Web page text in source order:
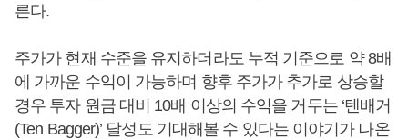
른다.
주가가 현재 수준을 유지하더라도 누적 기준으로 약 8배
에 가까운 수익이 가능하며 향후 주가가 추가로 상승할
경우 투자 원금 대비 10배 이상의 수익을 거두는 ‘텐배거
(Ten Bagger)’ 달성도 기대해볼 수 있다는 이야기가 나온